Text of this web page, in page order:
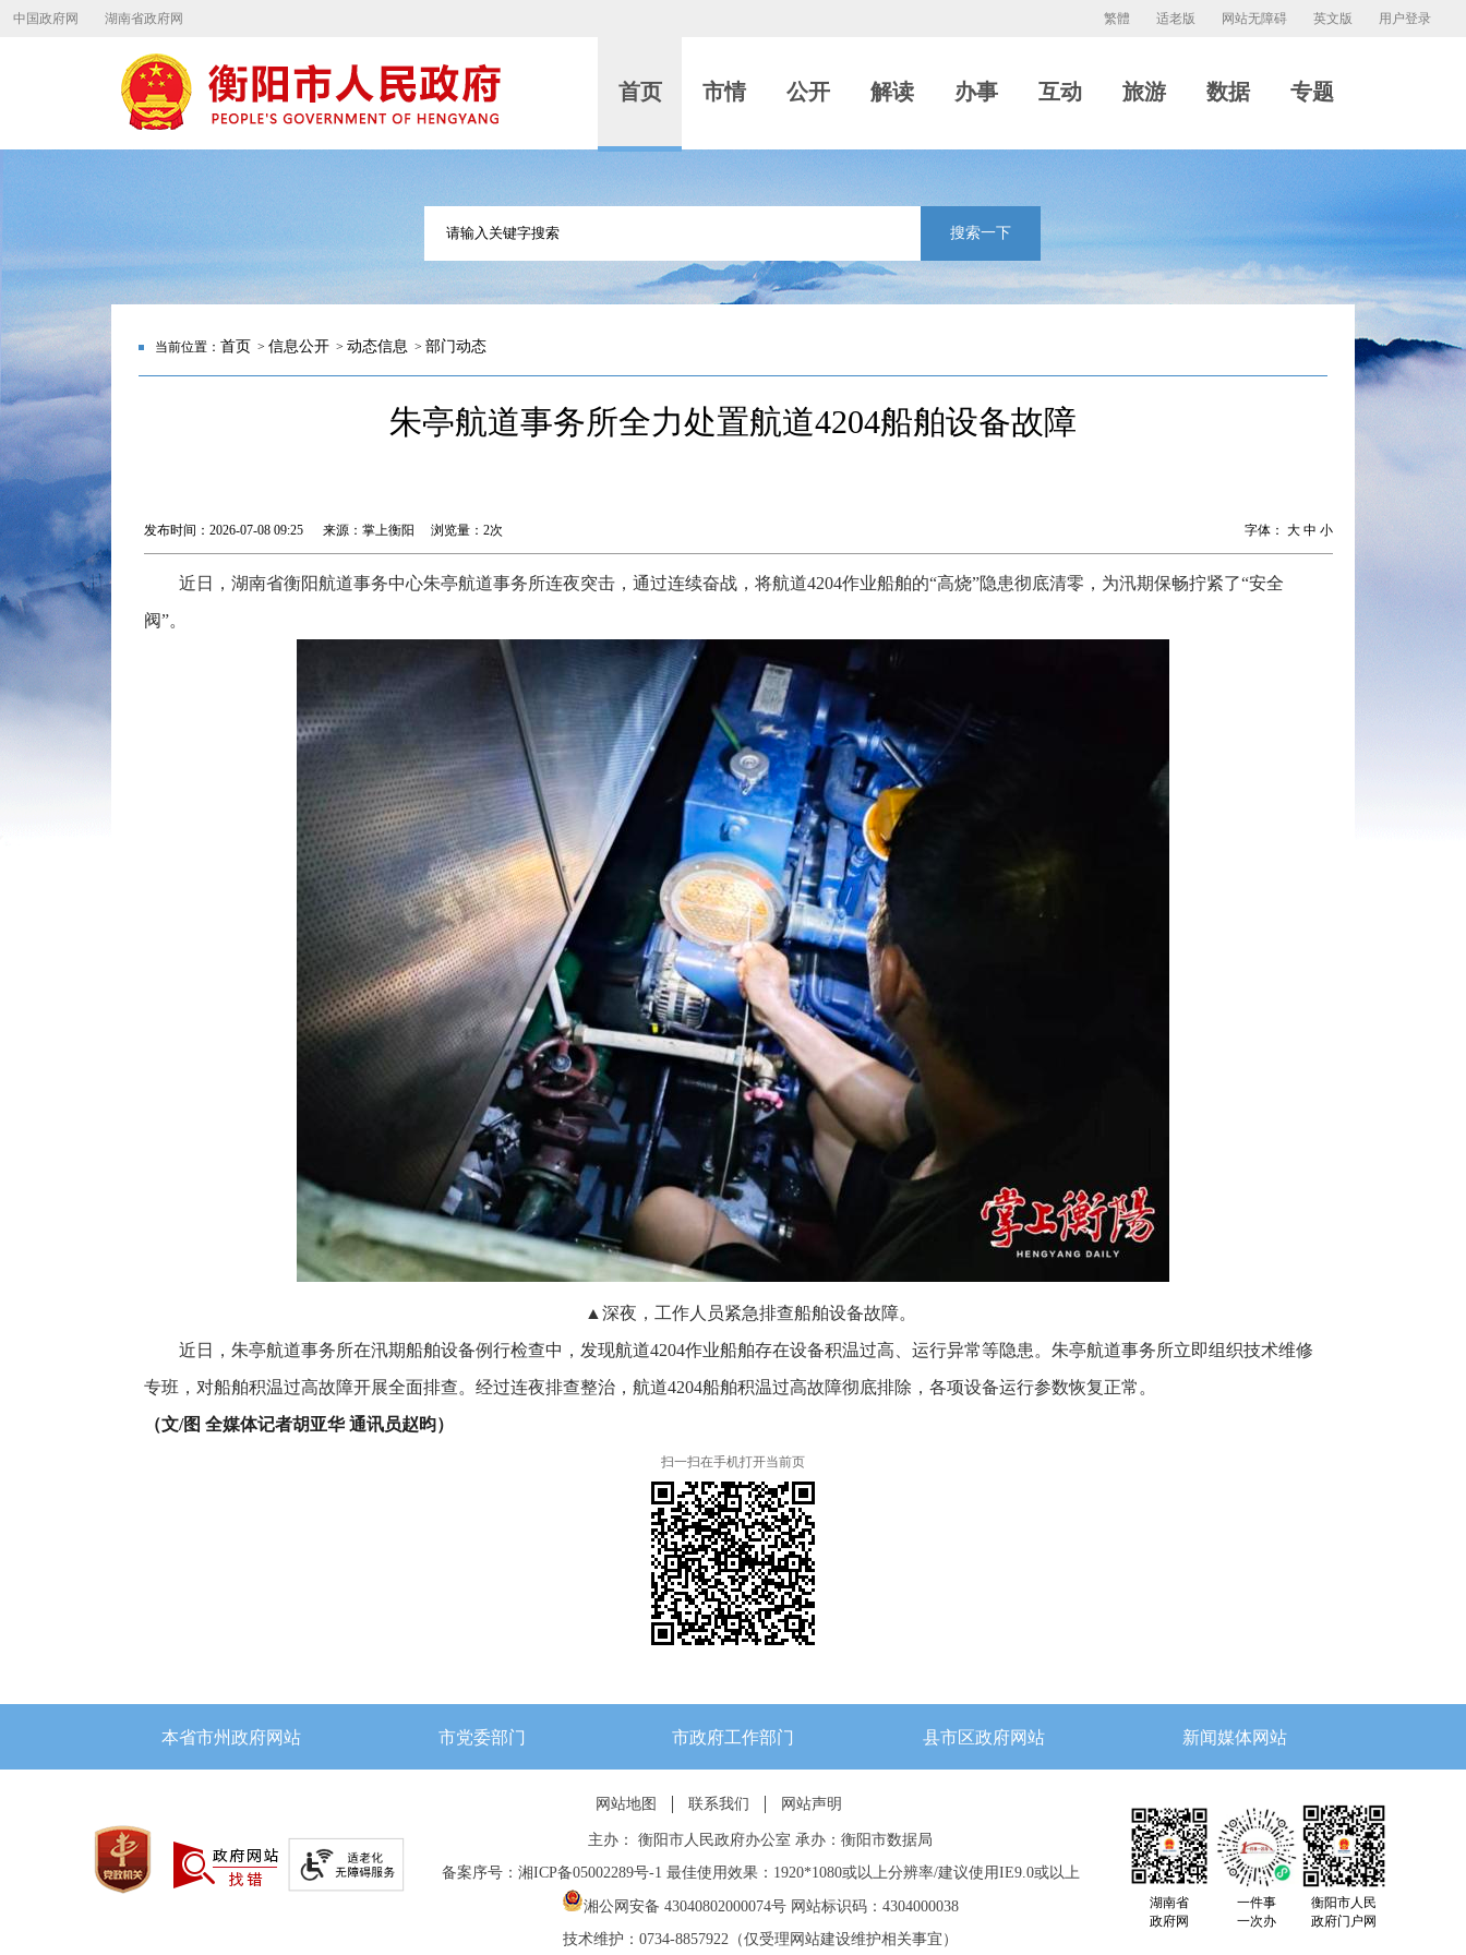
中国政府网 湖南省政府网 用户登录
英文版
网站无障碍
适老版
繁體
首页 市情 公开 解读 办事 互动 旅游 数据 专题
搜索一下
当前位置： 首页 > 信息公开 > 动态信息 > 部门动态
朱亭航道事务所全力处置航道4204船舶设备故障
发布时间：2026-07-08 09:25 来源：掌上衡阳 浏览量： 2次 字体： 大 中 小
近日，湖南省衡阳航道事务中心朱亭航道事务所连夜突击，通过连续奋战，将航道4204作业船舶的“高烧”隐患彻底清零，为汛期保畅拧紧了“安全
阀”。
▲深夜，工作人员紧急排查船舶设备故障。
近日，朱亭航道事务所在汛期船舶设备例行检查中，发现航道4204作业船舶存在设备积温过高、运行异常等隐患。朱亭航道事务所立即组织技术维修
专班，对船舶积温过高故障开展全面排查。经过连夜排查整治，航道4204船舶积温过高故障彻底排除，各项设备运行参数恢复正常。
（文/图 全媒体记者胡亚华 通讯员赵昀）
扫一扫在手机打开当前页
本省市州政府网站 市党委部门 市政府工作部门 县市区政府网站 新闻媒体网站
网站地图 联系我们 网站声明
主办： 衡阳市人民政府办公室 承办：衡阳市数据局
备案序号：湘ICP备05002289号-1 最佳使用效果：1920*1080或以上分辨率/建议使用IE9.0或以上
湘公网安备 43040802000074号 网站标识码：4304000038
技术维护：0734-8857922（仅受理网站建设维护相关事宜）
衡阳市人民
政府门户网
一件事
一次办
湖南省
政府网